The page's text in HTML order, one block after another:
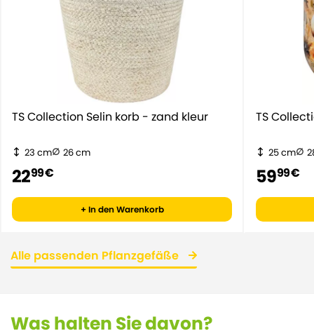
TS Collection Selin korb - zand kleur
23 cm 26 cm
2299 €
+ In den Warenkorb
TS
25 cm
5999 €
Alle passenden Pflanzgefäße
Was halten Sie davon?